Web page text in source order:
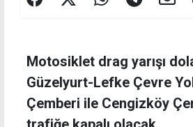
Motosiklet drag yarışı
Güzelyurt-Lefke Çevre
Çemberi ile Cengizköy